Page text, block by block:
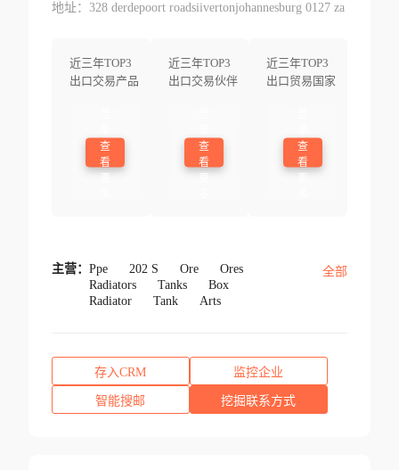
地址：328 derdepoort roadsiivertonjohannesburg 0127 za
近三年TOP3
出口交易产品
查
看
近三年TOP3
出口交易伙伴
查
看
近三年TOP3
出口贸易国家
查
看
主营： Ppe 202 S Ore
Ores
Radiators
Tanks
Box
Radiator
Tank Arts
全部
存入CRM 监控企业
智能搜邮 挖掘联系方式